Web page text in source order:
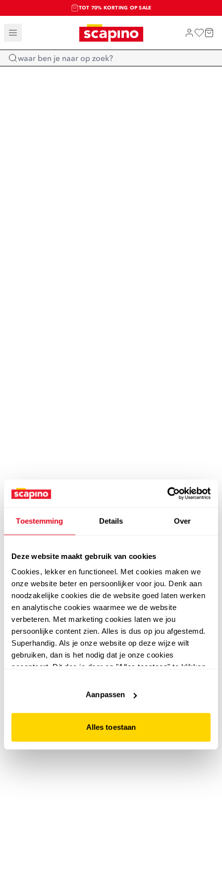
Toestemming Details Over
Deze website maakt gebruik van cookies
Cookies, lekker en functioneel. Met cookies maken we
onze website beter en persoonlijker voor jou. Denk aan
noodzakelijke cookies die de website goed laten werken
en analytische cookies waarmee we de website
verbeteren. Met marketing cookies laten we jou
persoonlijke content zien. Alles is dus op jou afgestemd.
Superhandig. Als je onze website op deze wijze wilt
gebruiken, dan is het nodig dat je onze cookies
accepteert. Dit doe je door op "Alles toestaan" te klikken.
website niet optimaal functioneert.
Aanpassen
Alles toestaan
TOT 70% KORTING OP SALE
SALE: LAATSTE KANS!
SHOP NIEUW
Home